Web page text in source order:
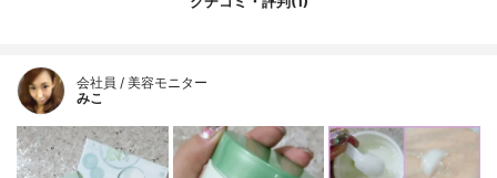
ウオトギリソウ花/葉/茎エキス、ローマカミ
グアイアズレン、アラントイン、グリチル
リチン酸2K、シルク、グリコシルトレハロ
ース、加水分解水添デンプン、ジグリセリ
会社員 / 美容モニター
みこ